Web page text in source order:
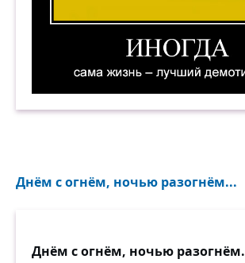
Днём с огнём, ночью разогнём...
Днём с огнём, ночью разогнём.